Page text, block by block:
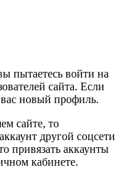
пытаетесь войти на
новый профиль.
сайте, то
другой соцсети
привязать аккаунты
соцсетей к профилю можно в личном кабинете.